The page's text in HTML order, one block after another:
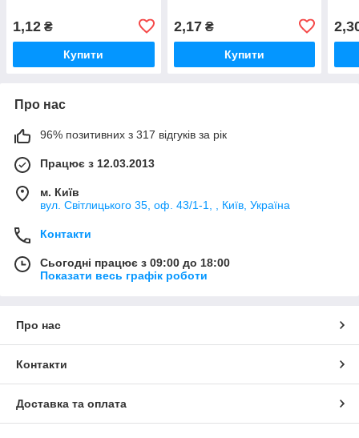
1,12 ₴
Купити
2,17₴
Купити
Про нас
96% позитивних з 317 відгуків за рік
Працює з 12.03.2013
м. Київ
вул. Світлицького 35, оф. 43/1-1, , Київ, Україна
Контакти
Сьогодні працює з 09:00 до 18:00
Показати весь графік роботи
Про нас
Контакти
Доставка та оплата